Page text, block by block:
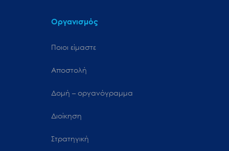
Οργανισμός
Ποιοι είμαστε
Αποστολή
Δομή – οργανόγραμμα
Διοίκηση
Στρατηγική